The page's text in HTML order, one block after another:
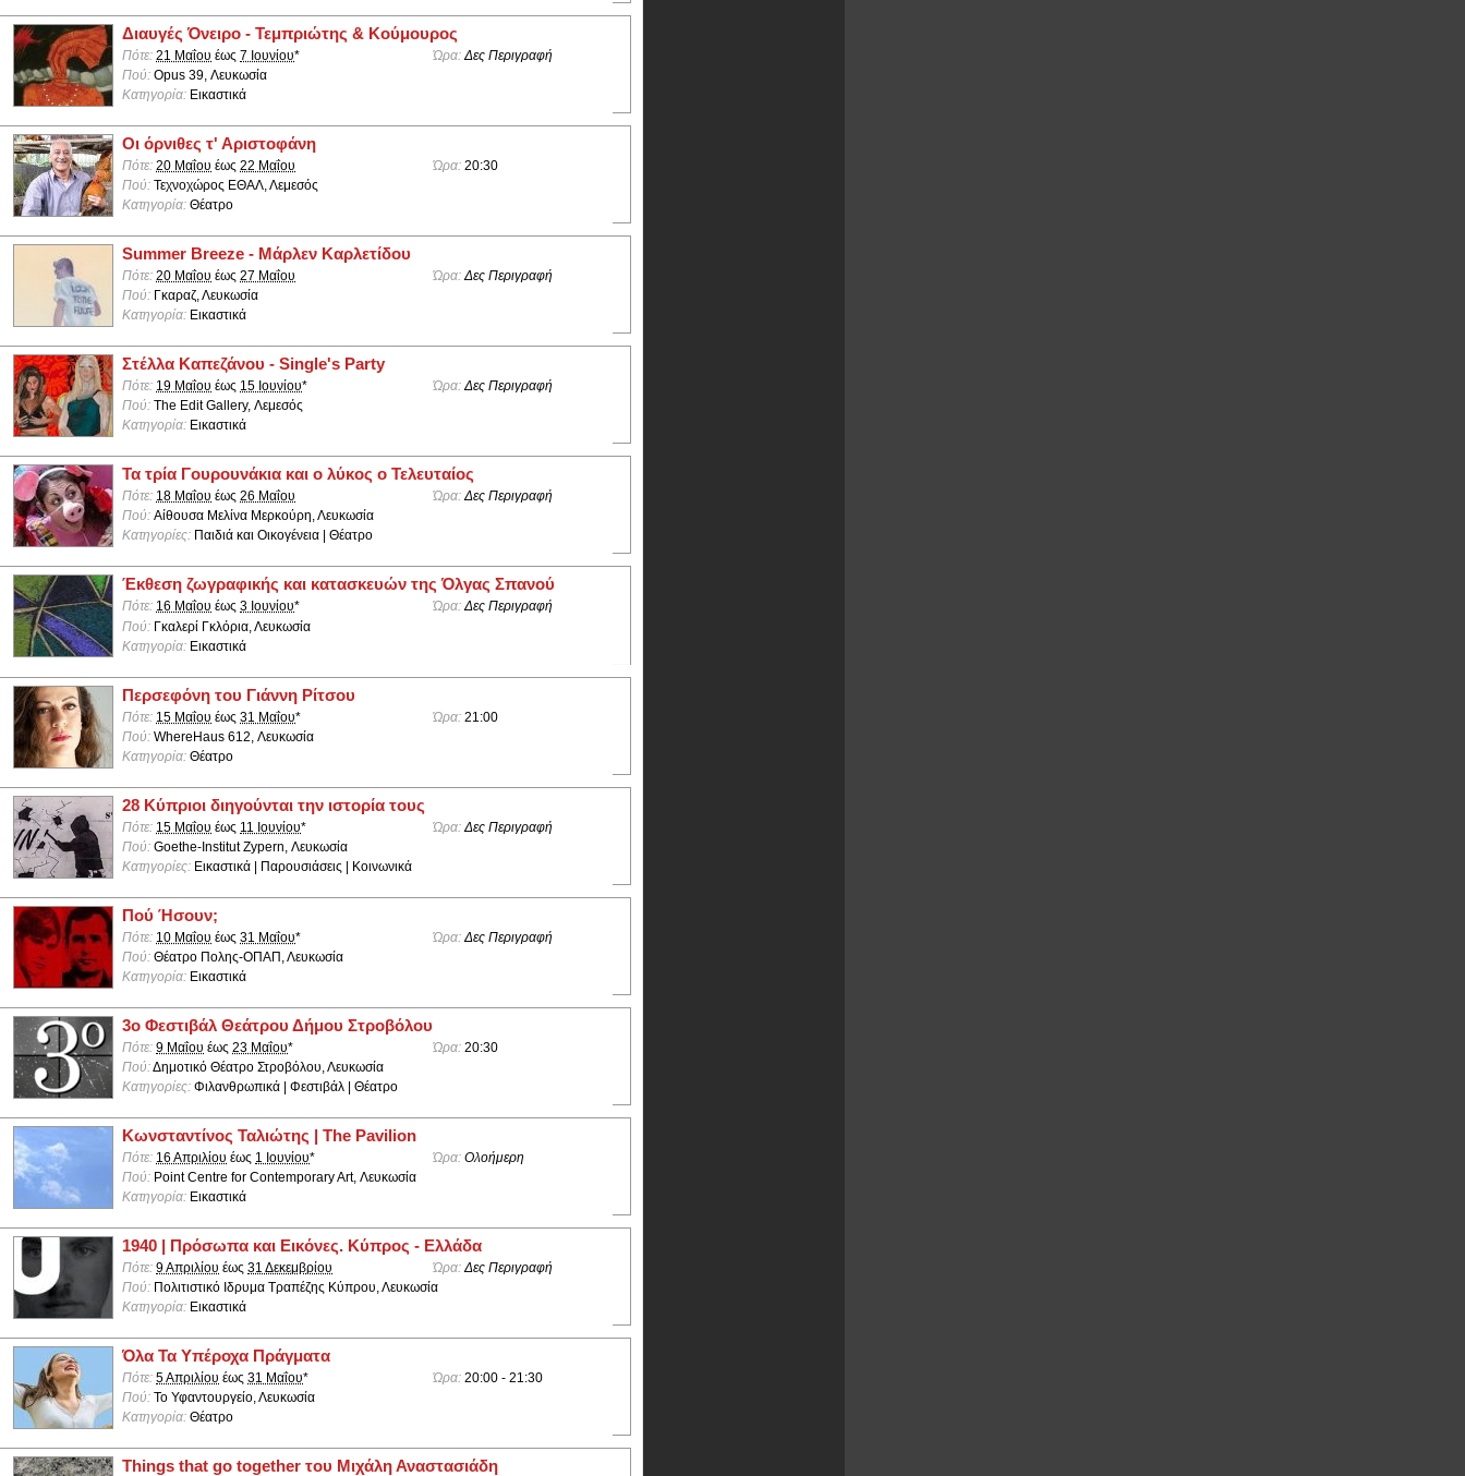
Διαυγές Όνειρο - Τεμπριώτης & Κούμουρος
Πότε: 21 Μαΐου έως 7 Ιουνίου* Ώρα:Δες Περιγραφή
Πού: Opus 39, Λευκωσία
Κατηγορία: Εικαστικά
Οι όρνιθες τ' Αριστοφάνη
Πότε: 20 Μαΐου έως 22 Μαΐου Ώρα: 20:30
Πού: Τεχνοχώρος ΕΘΑΛ, Λεμεσός
Κατηγορία: Θέατρο
Summer Breeze - Μάρλεν Καρλετίδου
Πότε: 20 Μαΐου έως 27 Μαΐου Ώρα:Δες Περιγραφή
Πού: Γκαραζ, Λευκωσία
Κατηγορία: Εικαστικά
Στέλλα Καπεζάνου - Single's Party
Πότε: 19 Μαΐου έως 15 Ιουνίου* Ώρα:Δες Περιγραφή
Πού: The Edit Gallery, Λεμεσός
Κατηγορία: Εικαστικά
Τα τρία Γουρουνάκια και ο λύκος ο Τελευταίος
Πότε: 18 Μαΐου έως 26 Μαΐου Ώρα:Δες Περιγραφή
Πού: Aίθουσα Μελίνα Μερκούρη, Λευκωσία
Κατηγορίες: Παιδιά και Οικογένεια | Θέατρο
Έκθεση ζωγραφικής και κατασκευών της Όλγας Σπανού
Πότε: 16 Μαΐου έως 3 Ιουνίου* Ώρα:Δες Περιγραφή
Πού: Γκαλερί Γκλόρια, Λευκωσία
Κατηγορία: Εικαστικά
Περσεφόνη του Γιάννη Ρίτσου
Πότε: 15 Μαΐου έως 31 Μαΐου* Ώρα: 21:00
Πού: WhereHaus 612, Λευκωσία
Κατηγορία: Θέατρο
28 Κύπριοι διηγούνται την ιστορία τους
Πότε: 15 Μαΐου έως 11 Ιουνίου* Ώρα: Δες Περιγραφή
Πού: Goethe-Institut Zypern, Λευκωσία
Κατηγορίες: Εικαστικά | Παρουσιάσεις | Κοινωνικά
Πού Ήσουν;
Πότε: 10 Μαΐου έως 31 Μαΐου* Ώρα:Δες Περιγραφή
Πού: Θέατρο Πολης-ΟΠΑΠ, Λευκωσία
Κατηγορία: Εικαστικά
3ο Φεστιβάλ Θεάτρου Δήμου Στροβόλου
Πότε: 9 Μαΐου έως 23 Μαΐου* Ώρα: 20:30
Πού:Δημοτικό Θέατρο Στροβόλου, Λευκωσία
Κατηγορίες: Φιλανθρωπικά | Φεστιβάλ | Θέατρο
Κωνσταντίνος Ταλιώτης | The Pavilion
Πότε: 16 Απριλίου έως 1 Ιουνίου* Ώρα: Ολοήμερη
Πού: Point Centre for Contemporary Art, Λευκωσία
Κατηγορία: Εικαστικά
1940 | Πρόσωπα και Εικόνες. Κύπρος - Ελλάδα
Πότε: 9 Απριλίου έως 31 Δεκεμβρίου Ώρα:Δες Περιγραφή
Πού: Πολιτιστικό Ιδρυμα Τραπέζης Κύπρου, Λευκωσία
Κατηγορία: Εικαστικά
Όλα Τα Υπέροχα Πράγματα
Πότε: 5 Απριλίου έως 31 Μαΐου* Ώρα: 20:00 - 21:30
Πού: Το Υφαντουργείο, Λευκωσία
Κατηγορία: Θέατρο
Things that go together του Μιχάλη Αναστασιάδη